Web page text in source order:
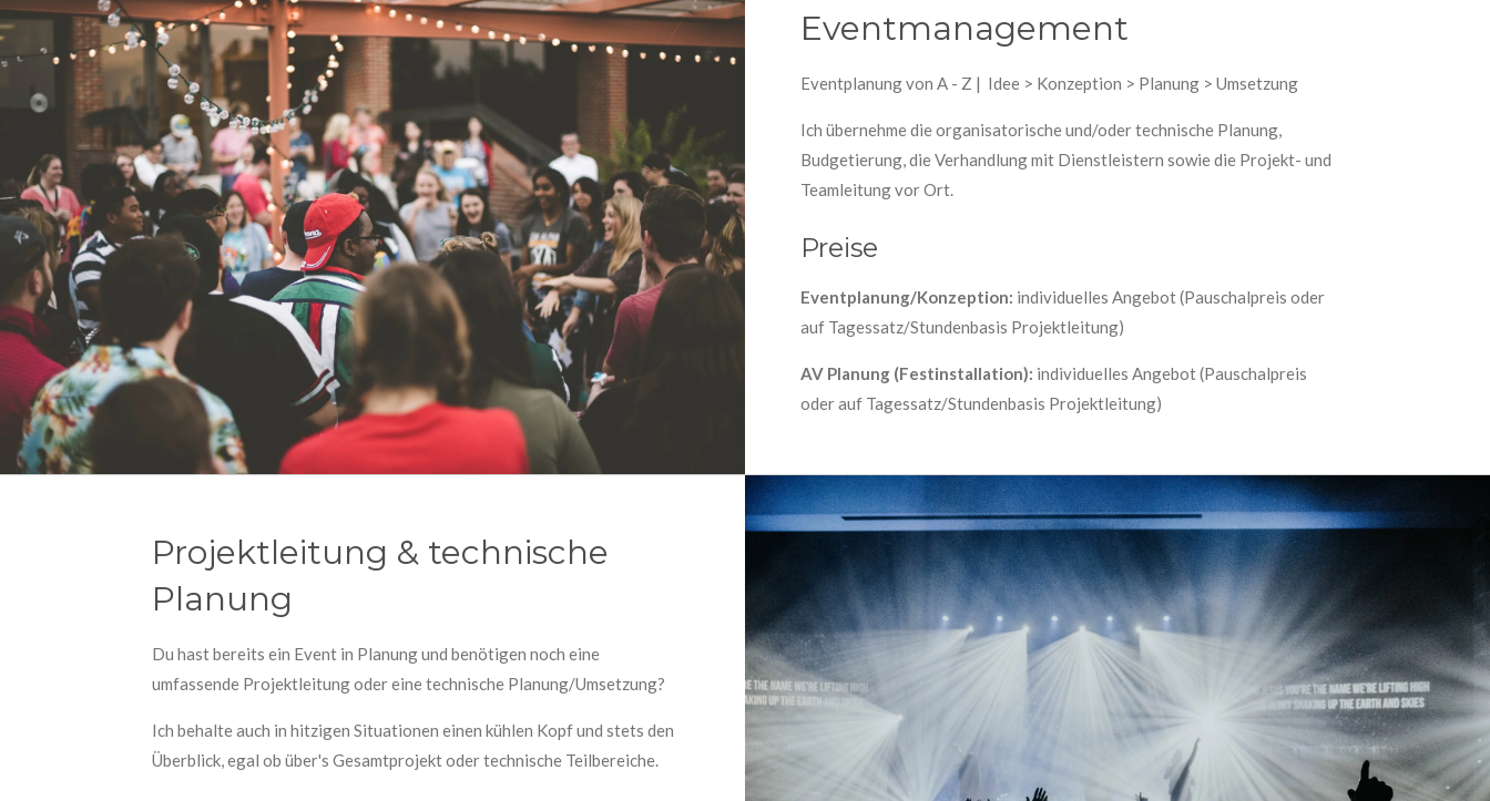
Eventmanagement
Eventplanung von A - Z | Idee > Konzeption > Planung > Umsetzung
Ich übernehme die organisatorische und/oder technische Planung,
Budgetierung, die Verhandlung mit Dienstleistern sowie die Projekt- und
Teamleitung vor Ort.
Preise
Eventplanung/Konzeption: individuelles Angebot (Pauschalpreis oder
auf Tagessatz/Stundenbasis Projektleitung)
AV Planung (Festinstallation): individuelles Angebot (Pauschalpreis
oder auf Tagessatz/Stundenbasis Projektleitung)
Projektleitung & technische
Planung
Du hast bereits ein Event in Planung und benötigen noch eine
umfassende Projektleitung oder eine technische Planung/Umsetzung?
Ich behalte auch in hitzigen Situationen einen kühlen Kopf und stets den
Überblick, egal ob über's Gesamtprojekt oder technische Teilbereiche.